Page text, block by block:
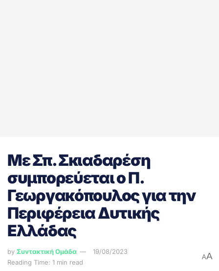
Με Σπ. Σκιαδαρέση
συμπορεύεται ο Π.
Γεωργακόπουλος για την
Περιφέρεια Δυτικής
Ελλάδας
by Συντακτική Ομάδα
19/08/2023
Reading Time: 1 min read
AA